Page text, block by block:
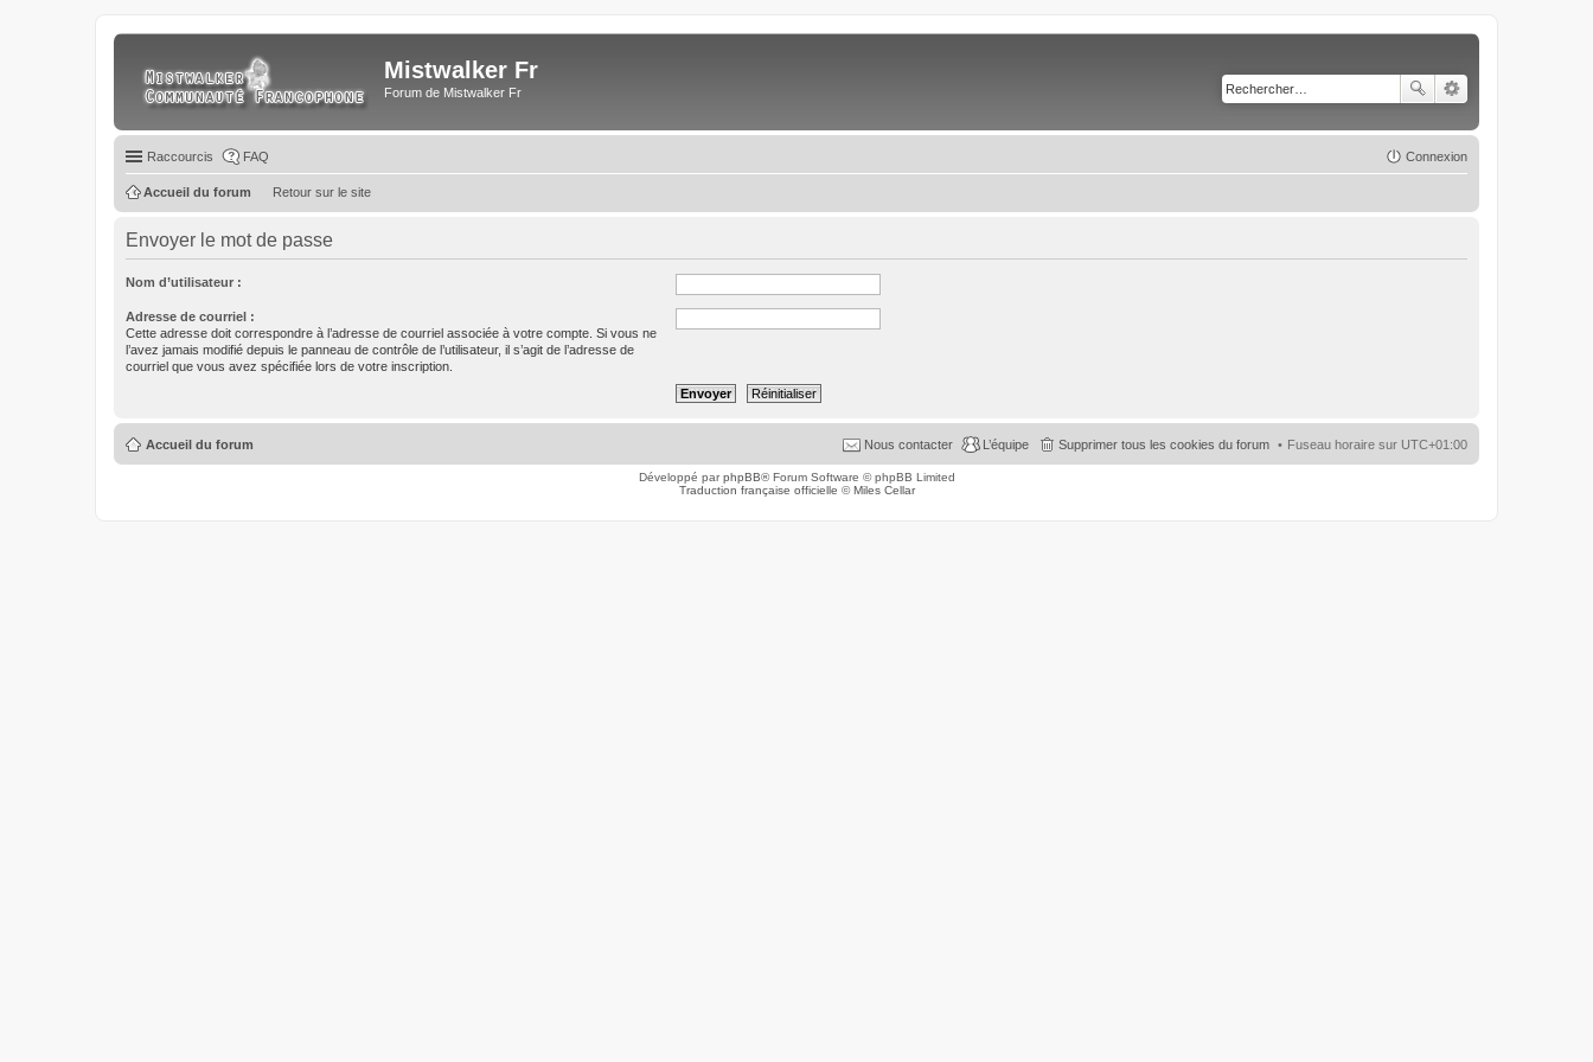
Mistwalker Fr
Forum de Mistwalker Fr
Raccourcis FAQ Connexion
Retour sur le site
Accueil du forum
Envoyer le mot de passe
Nom d’utilisateur :
Adresse de courriel :
Cette adresse doit correspondre à l’adresse de courriel associée à votre compte. Si vous ne
l’avez jamais modifié depuis le panneau de contrôle de l’utilisateur, il s’agit de l’adresse de
courriel que vous avez spécifiée lors de votre inscription.
Accueil du forum Fuseau horaire sur UTC+01:00
Supprimer tous les cookies du forum
L’équipe
Nous contacter
Développé parphpBB® Forum Software © phpBB Limited
Traduction française officielle ©Miles Cellar